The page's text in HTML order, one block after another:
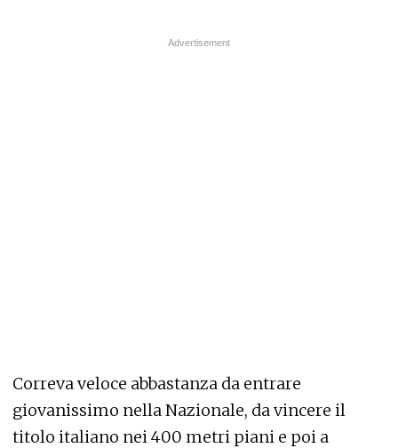
Correva veloce abbastanza da entrare
giovanissimo nella Nazionale, da vincere il
titolo italiano nei 400 metri piani e poi a